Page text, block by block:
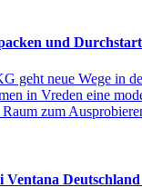
und
geht neue Wege in
in Vreden eine
zum